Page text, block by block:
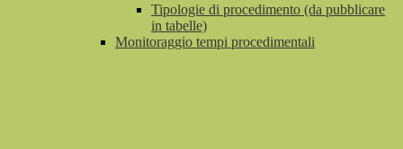
Tipologie di procedimento (da pubblicare
in tabelle)
Monitoraggio tempi procedimentali